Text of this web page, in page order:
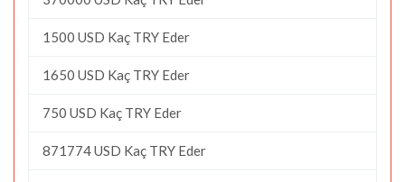
1500 USD Kaç TRY Eder
1650 USD Kaç TRY Eder
750 USD Kaç TRY Eder
871774 USD Kaç TRY Eder